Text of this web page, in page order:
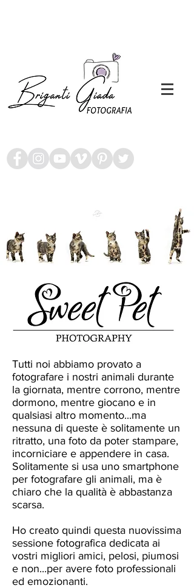
Tutti noi abbiamo provato a
fotografare i nostri animali durante
la giornata, mentre corrono, mentre
dormono, mentre giocano e in
qualsiasi altro momento...ma
nessuna di queste è solitamente un
ritratto, una foto da poter stampare,
incorniciare e appendere in casa.
Solitamente si usa uno smartphone
per fotografare gli animali, ma è
chiaro che la qualità è abbastanza
scarsa.
Ho creato quindi questa nuovissima
sessione fotografica dedicata ai
vostri migliori amici, pelosi, piumosi
e non...per avere foto professionali
ed emozionanti.